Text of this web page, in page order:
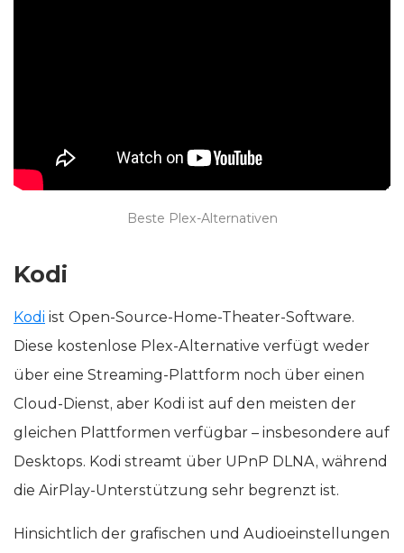
Beste Plex-Alternativen
Kodi
Kodi ist Open-Source-Home-Theater-Software.
Diese kostenlose Plex-Alternative verfügt weder
über eine Streaming-Plattform noch über einen
Cloud-Dienst, aber Kodi ist auf den meisten der
gleichen Plattformen verfügbar – insbesondere auf
Desktops. Kodi streamt über UPnP DLNA, während
die AirPlay-Unterstützung sehr begrenzt ist.
Hinsichtlich der grafischen und Audioeinstellungen